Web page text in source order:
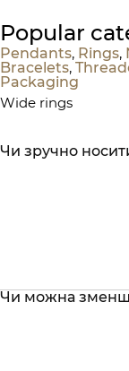
Popular
Pendants, Rings,
Bracelets,
Packaging
Wide rings
Чи зручно
Чи можна